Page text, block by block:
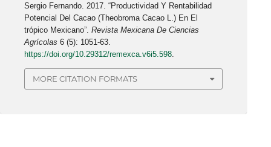
Sergio Fernando. 2017. “Productividad Y Rentabilidad
Potencial Del Cacao (Theobroma Cacao L.) En El
trópico Mexicano”.Revista Mexicana De Ciencias
Agrícolas 6 (5): 1051-63.
https://doi.org/10.29312/remexca.v6i5.598
MORE CITATION FORMATS